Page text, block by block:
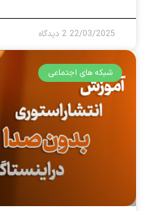
22/03/2025 2 دیدگاه
شبکه های اجتماعی